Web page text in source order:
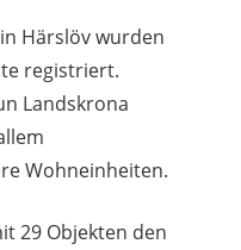
Härslöv wurden
registriert.
Landskrona
Wohneinheiten.
29 Objekten den